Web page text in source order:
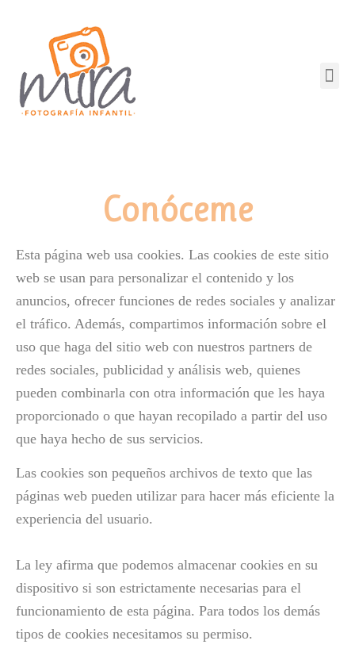
contenido
Conóceme
Esta página web usa cookies. Las cookies de este sitio
web se usan para personalizar el contenido y los
anuncios, ofrecer funciones de redes sociales y analizar
el tráfico. Además, compartimos información sobre el
uso que haga del sitio web con nuestros partners de
redes sociales, publicidad y análisis web, quienes
pueden combinarla con otra información que les haya
proporcionado o que hayan recopilado a partir del uso
que haya hecho de sus servicios.
Las cookies son pequeños archivos de texto que las
páginas web pueden utilizar para hacer más eficiente la
experiencia del usuario.
La ley afirma que podemos almacenar cookies en su
dispositivo si son estrictamente necesarias para el
funcionamiento de esta página. Para todos los demás
tipos de cookies necesitamos su permiso.